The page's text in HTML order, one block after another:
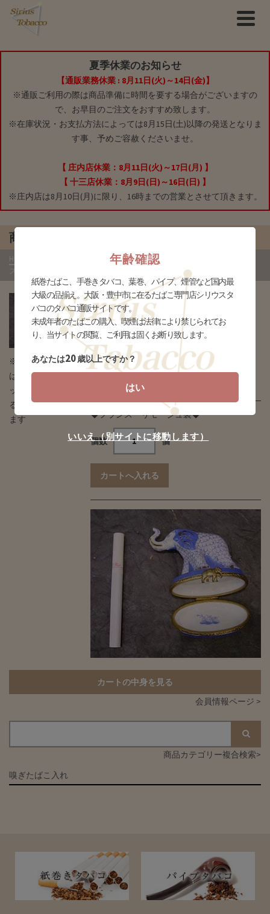
夏季休業のお知らせ
【通販業務休業 : 8月11日(火)～14日(金)】
※通販ご利用の際は商品準備に時間を要する場合がございますの
で、お早目のご注文をおすすめ致します。
※在庫状況・お支払方法によっては8月15日(土)以降の発送となりま
す事、予めご容赦くださいませ。
【 庄内店休業：8月11日(火)～17日(月) 】
【 十三店休業：8月9日(日)～16日(日) 】
※庄内店は8月10日(月)に限り、16時までの営業とさせて頂きます。
商品
HOME 嗅ぎたばこ入れ »フランス・リモージュ製 ピルケー
ス 象
※タバコの場合
はデザインとパ
ッケージが異な
る場合がござい
ます
フランス・リモージュ
製 ピルケース 象 (gkt-
ca4)
販売価格
¥40,700(税込)
◆フランス・リモージュ製◆
個数 個
カートの中身を見る
会員情報ページ >
商品カテゴリー複合検索>
嗅ぎたばこ入れ
年齢確認
紙巻たばこ、手巻きタバコ、葉巻、パイプ、煙管など国内最
大級の品揃え。大阪・豊中市に在るたばこ専門店シリウスタ
バコのタバコ通販サイトです。
未成年者のたばこの購入、喫煙は法律により禁じられてお
り、当サイトの閲覧、ご利用は固くお断り致します。
あなたは20歳以上ですか？
はい
いいえ（別サイトに移動します）